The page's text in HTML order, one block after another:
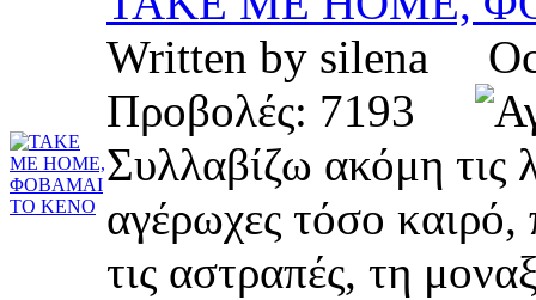
Written by silena
Προβολές: 7193
Συλλαβίζω ακόμη τις
αγέρωχες τόσο καιρό,
τις αστραπές, τη